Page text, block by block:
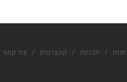
חנות / תכניות / קונצרטים / צור קשר